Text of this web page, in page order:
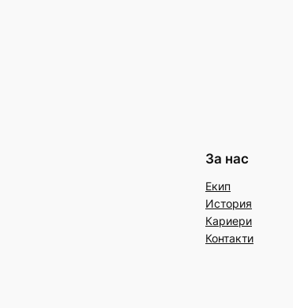
За нас
Екип
История
Кариери
Контакти